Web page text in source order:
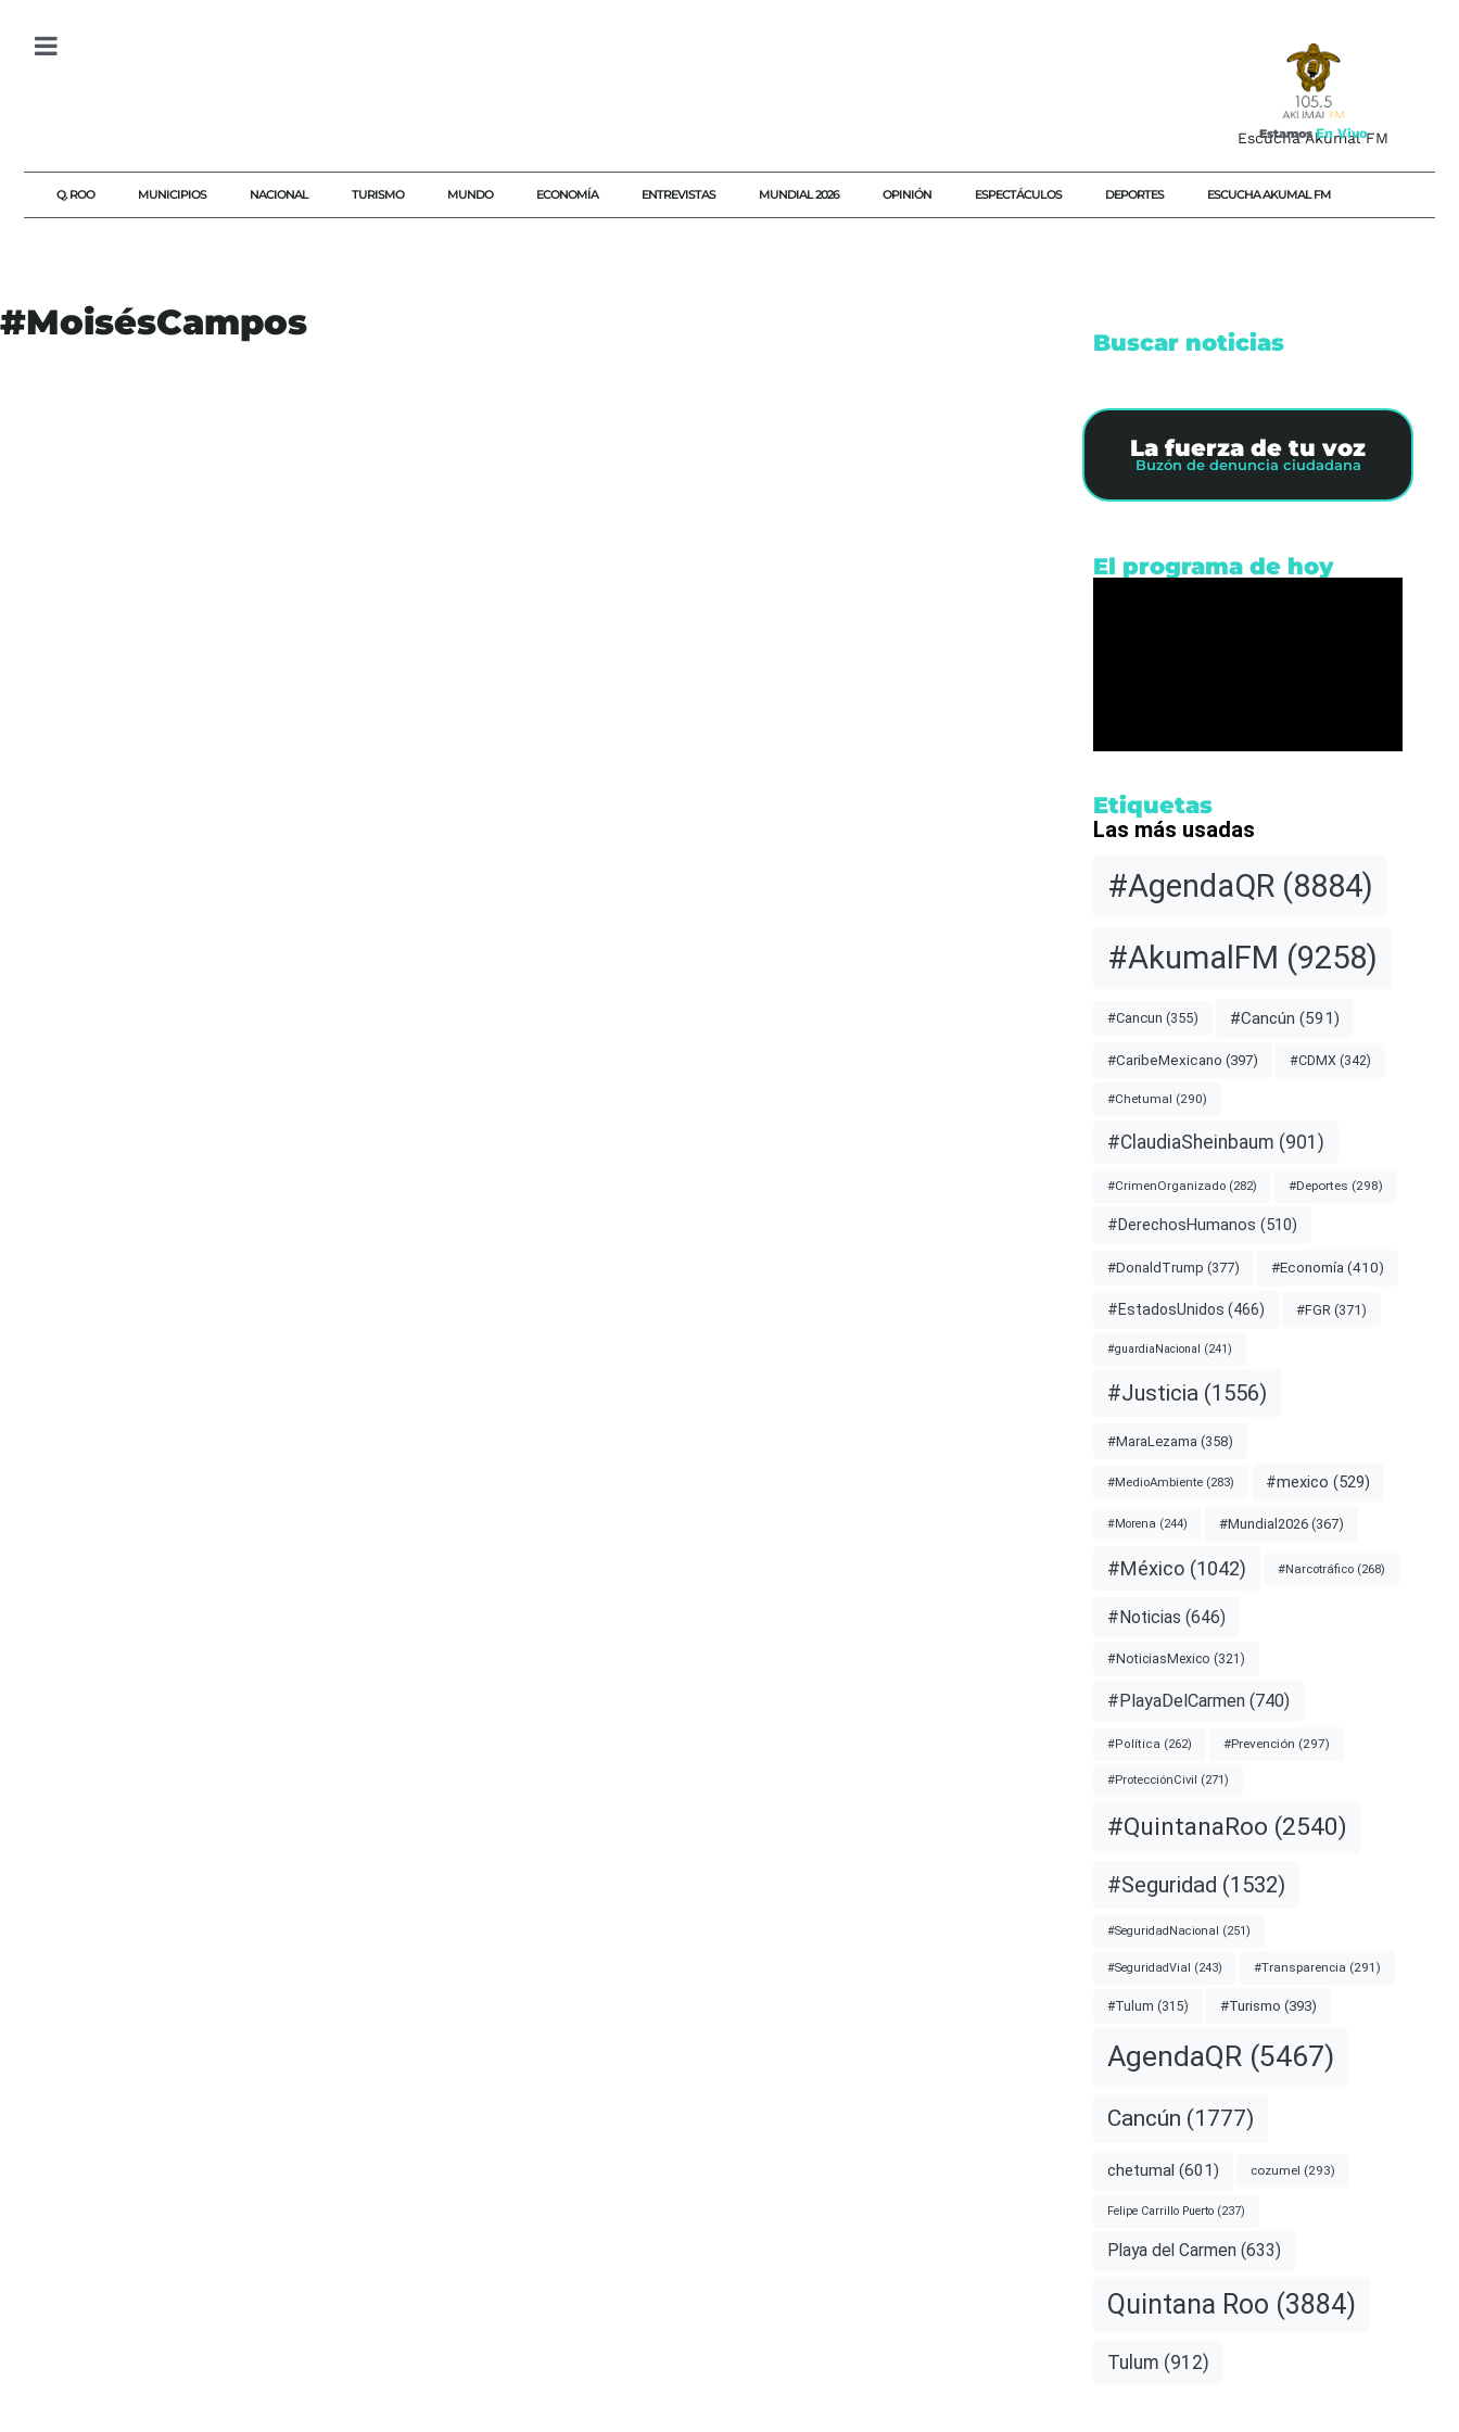
Escucha Akumal FM
Estamos En Vivo
Q. ROO MUNICIPIOS NACIONAL TURISMO MUNDO ECONOMÍA ENTREVISTAS MUNDIAL 2026 OPINIÓN ESPECTÁCULOS DEPORTES ESCUCHA AKUMAL FM
#MoisésCampos Buscar noticias
La fuerza de tu voz
Buzón de denuncia ciudadana
El programa de hoy
Etiquetas
Las más usadas
#AgendaQR(8884)
#AkumalFM (9258)
#Cancun (355) #Cancún (591)
#CaribeMexicano (397) #CDMX(342)
#Chetumal (290)
#ClaudiaSheinbaum (901)
#CrimenOrganizado(282) #Deportes (298)
#DerechosHumanos (510)
#DonaldTrump (377) #Economía (410)
#EstadosUnidos (466) #FGR (371)
#guardiaNacional (241)
#Justicia (1556)
#MaraLezama (358)
#MedioAmbiente(283) #mexico (529)
#Morena (244) #Mundial2026(367)
#México(1042) #Narcotráfico(268)
#Noticias (646)
#NoticiasMexico (321)
#PlayaDelCarmen(740)
#Política (262) #Prevención (297)
#ProtecciónCivil (271)
#QuintanaRoo (2540)
#Seguridad (1532)
#SeguridadNacional (251)
#SeguridadVial (243) #Transparencia (291)
#Tulum (315) #Turismo (393)
AgendaQR(5467)
Cancún (1777)
chetumal (601) cozumel (293)
Felipe Carrillo Puerto(237)
Playa del Carmen (633)
Quintana Roo (3884)
Tulum (912)